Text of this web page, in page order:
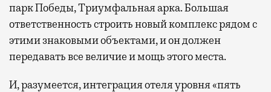
парк Победы, Триумфальная арка. Большая
ответственность строить новый комплекс рядом с
этими знаковыми объектами, и он должен
передавать все величие и мощь этого места.
И, разумеется, интеграция отеля уровня «пять